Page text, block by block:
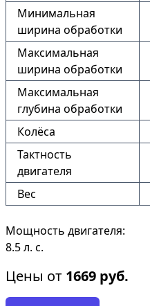
Минимальная
ширина обработки
Максимальная
ширина обработки
Максимальная
глубина обработки
Колёса
Тактность
двигателя
Вес
Мощность двигателя:
8.5 л. с.
Цены от 1669 руб.